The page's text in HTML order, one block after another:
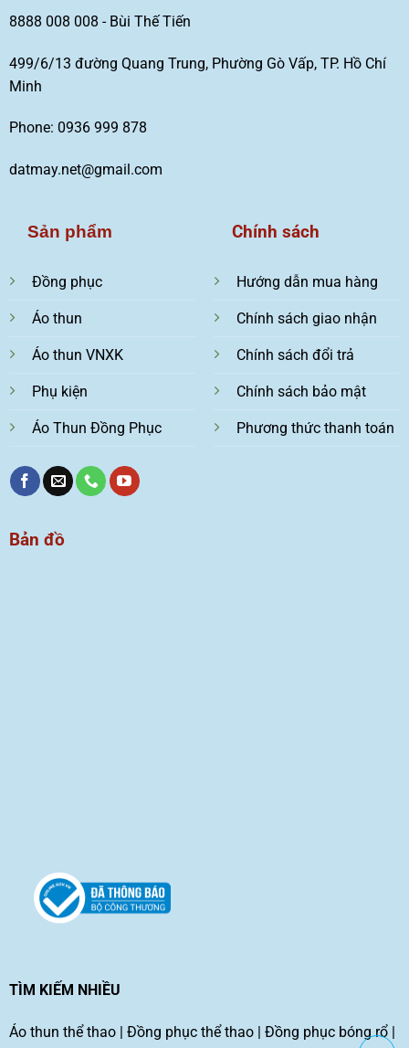
8888 008 008 - Bùi Thế Tiến
499/6/13 đường Quang Trung, Phường Gò Vấp, TP. Hồ Chí
Minh
Phone: 0936 999 878
datmay.net@gmail.com
Sản phẩm
Đồng phục
Áo thun
Áo thun VNXK
Phụ kiện
Áo Thun Đồng Phục
Chính sách
Hướng dẫn mua hàng
Chính sách giao nhận
Chính sách đổi trả
Chính sách bảo mật
Phương thức thanh toán
Bản đồ
TÌM KIẾM NHIỀU
Áo thun thể thao| Đồng phục thể thao| Đồng phục bóng rổ|